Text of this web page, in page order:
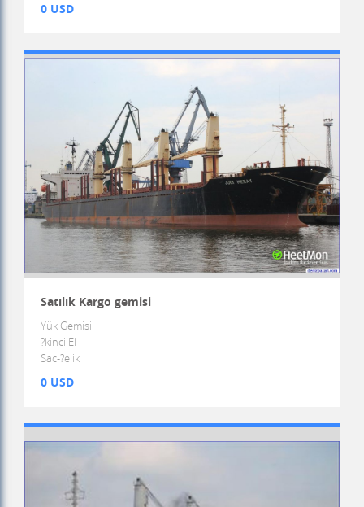
0 USD
Satılık Kargo gemisi
Yük Gemisi
?kinci El
Sac-?elik
0 USD